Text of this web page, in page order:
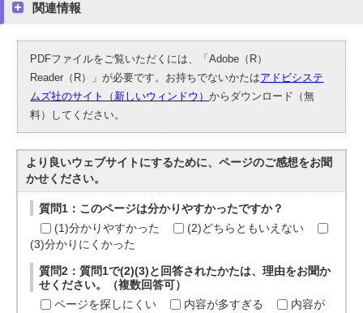
関連情報
PDFファイルをご覧いただくには、「Adobe（R）
Reader（R）」が必要です。お持ちでないかたはアドビシステ
ムズ社のサイト（新しいウィンドウ）からダウンロード（無
料）してください。
より良いウェブサイトにするために、ページのご感想をお聞
かせください。
質問1：このページは分かりやすかったですか？
(1)分かりやすかった
(2)どちらともいえない
(3)分かりにくかった
質問2：質問1で(2)(3)と回答されたかたは、理由をお聞か
せください。（複数回答可）
ページを探しにくい
内容が多すぎる
内容が